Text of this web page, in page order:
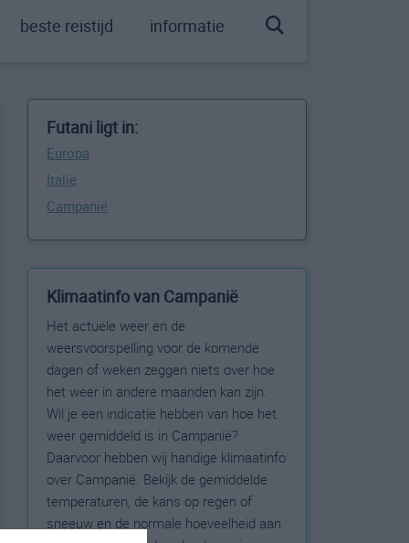
beste reistijd informatie
Futani ligt in:
Europa
Italië
Campanië
Klimaatinfo van Campanië
Het actuele weer en de
weersvoorspelling voor de komende
dagen of weken zeggen niets over hoe
het weer in andere maanden kan zijn.
Wil je een indicatie hebben van hoe het
weer gemiddeld is in Campanië?
Daarvoor hebben wij handige klimaatinfo
over Campanië. Bekijk de gemiddelde
temperaturen, de kans op regen of
sneeuw en de normale hoeveelheid aan